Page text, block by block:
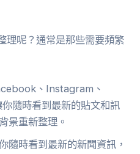
理呢？通常是那些需要頻繁
、Instagram、
隨時看到最新的貼文和訊
景重新整理。
隨時看到最新的新聞資訊，